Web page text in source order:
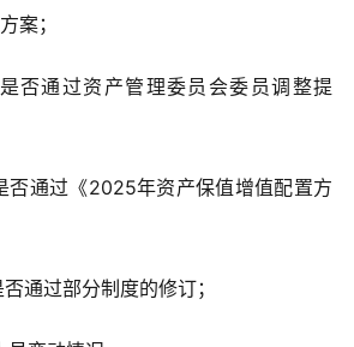
案；
否通过资产管理委员会委员调整提
否通过《2025年资产保值增值配置方
通过部分制度的修订；